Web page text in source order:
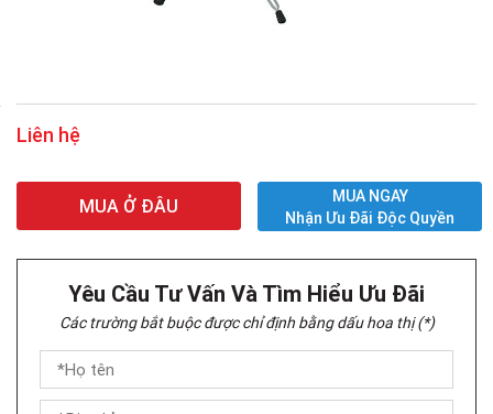
Liên hệ
MUA Ở ĐÂU
MUA NGAY
Nhận Ưu Đãi Độc Quyền
Yêu Cầu Tư Vấn Và Tìm Hiểu Ưu Đãi
Các trường bắt buộc được chỉ định bằng dấu hoa thị (*)